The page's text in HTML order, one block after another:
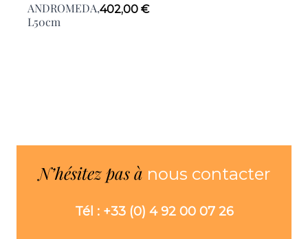
ANDROMEDA,
L50cm
402,00 €
N’hésitez pas à nous contacter
Tél : +33 (0) 4 92 00 07 26